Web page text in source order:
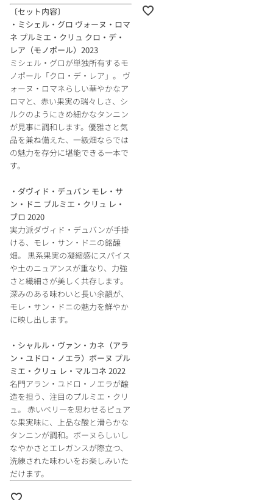
〔セット内容〕
・ミシェル・グロ ヴォーヌ・ロマ
ネ プルミエ・クリュ クロ・デ・
レア（モノポール）2023
ミシェル・グロが単独所有するモ
ノポール「クロ・デ・レア」。 ヴ
ォーヌ・ロマネらしい華やかなア
ロマと、赤い果実の瑞々しさ、シ
ルクのようにきめ細かなタンニン
が見事に調和します。優雅さと気
品を兼ね備えた、一級畑ならでは
の魅力を存分に堪能できる一本で
す。
・ダヴィド・デュバン モレ・サ
ン・ドニ プルミエ・クリュ レ・
ブロ 2020
実力派ダヴィド・デュバンが手掛
ける、モレ・サン・ドニの銘醸
畑。 黒系果実の凝縮感にスパイス
や土のニュアンスが重なり、力強
さと繊細さが美しく共存します。
深みのある味わいと長い余韻が、
モレ・サン・ドニの魅力を鮮やか
に映し出します。
・シャルル・ヴァン・カネ（アラ
ン・ユドロ・ノエラ）ボーヌ プル
ミエ・クリュ レ・マルコネ 2022
名門アラン・ユドロ・ノエラが醸
造を担う、注目のプルミエ・クリ
ュ。 赤いベリーを思わせるピュア
な果実味に、上品な酸と滑らかな
タンニンが調和。ボーヌらしいし
なやかさとエレガンスが際立つ、
洗練された味わいをお楽しみいた
だけます。